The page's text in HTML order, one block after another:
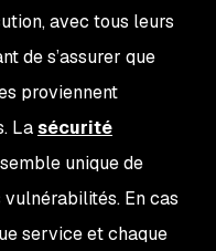
avec tous leurs
de s’assurer que
proviennent
Lasécurité
unique de
vulnérabilités. En cas
service et chaque